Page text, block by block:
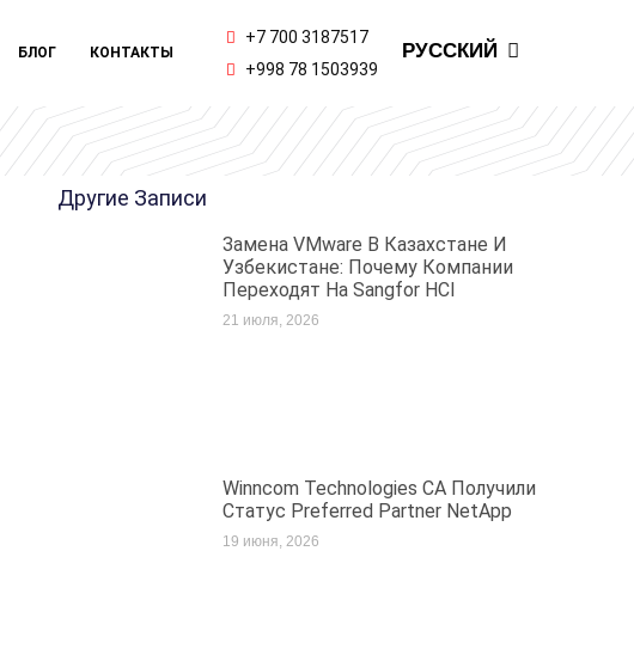
БЛОГ КОНТАКТЫ
+7 700 3187517
+998 78 1503939
РУССКИЙ
ҚАЗАҚ ТІЛІ
Другие Записи
Замена VMware В Казахстане И
Узбекистане: Почему Компании
Переходят На Sangfor HCI
21 июля, 2026
Winncom Technologies CA Получили
Статус Preferred Partner NetApp
19 июня, 2026